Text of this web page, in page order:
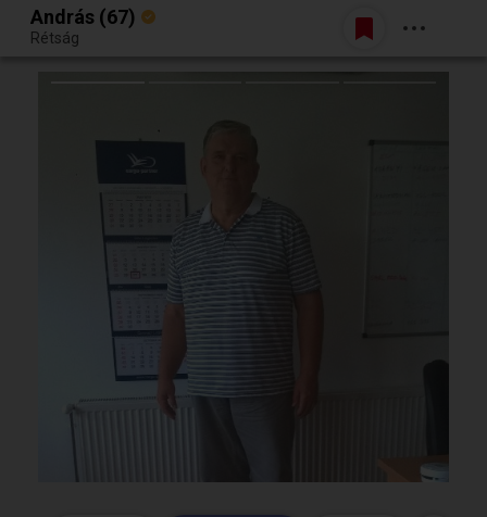
Egy jó randiból bármi lehet.
Belépés
András (67)
Rétság